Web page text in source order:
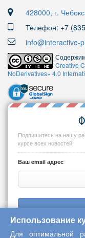
428000, г.
Телефон: +7
info@interactive-
Creative
NoDerivatives» 4.0
Подпишитесь на нашу
курсе всех новостей!
Ваш email адрес
Использование
Для оптимальной